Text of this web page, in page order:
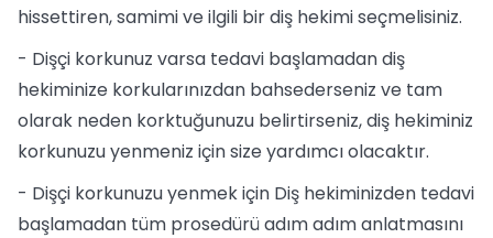
hissettiren, samimi ve ilgili bir diş hekimi seçmelisiniz.
- Dişçi korkunuz varsa tedavi başlamadan diş
hekiminize korkularınızdan bahsederseniz ve tam
olarak neden korktuğunuzu belirtirseniz, diş hekiminiz
korkunuzu yenmeniz için size yardımcı olacaktır.
- Dişçi korkunuzu yenmek için Diş hekiminizden tedavi
başlamadan tüm prosedürü adım adım anlatmasını